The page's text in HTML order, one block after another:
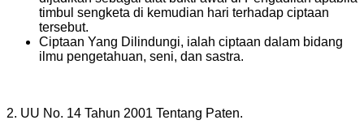
timbul sengketa di kemudian hari terhadap ciptaan
tersebut.
Ciptaan Yang Dilindungi, ialah ciptaan dalam bidang
ilmu pengetahuan, seni, dan sastra.
2. UU No. 14 Tahun 2001 Tentang Paten.